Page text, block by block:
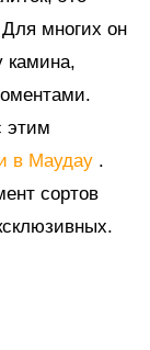
Для многих он
камина,
этим
в Маудау .
сортов